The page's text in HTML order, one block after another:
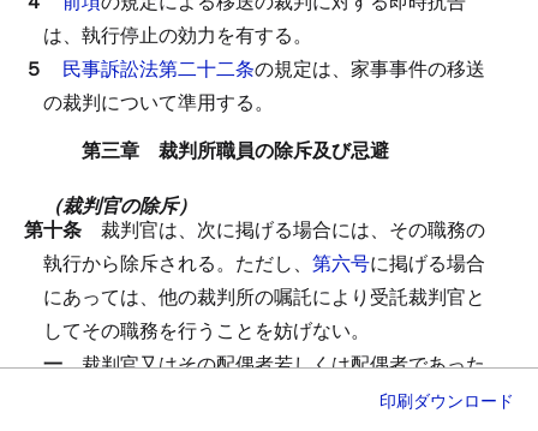
は、執行停止の効力を有する。
５ 民事訴訟法第二十二条の規定は、家事事件の移送
の裁判について準用する。
第三章 裁判所職員の除斥及び忌避
（裁判官の除斥）
第十条 裁判官は、次に掲げる場合には、その職務の
執行から除斥される。 ただし、 第六号に掲げる場合
にあっては、他の裁判所の嘱託により受託裁判官と
してその職務を行うことを妨げない。
一裁判官又はその配偶者若しくは配偶者であった
者が、事件の当事者若しくはその他の審判を受け
印刷ダウンロード